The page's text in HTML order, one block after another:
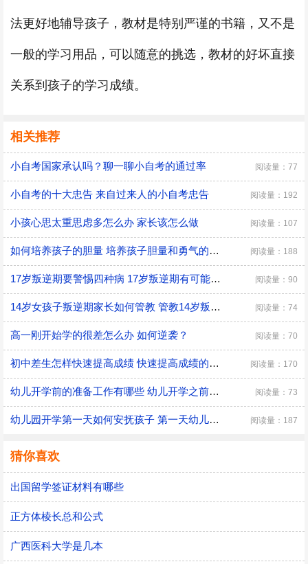
法更好地辅导孩子，教材是特别严谨的书籍，又不是
一般的学习用品，可以随意的挑选，教材的好坏直接
关系到孩子的学习成绩。
相关推荐
小自考国家承认吗？聊一聊小自考的通过率 阅读量：77
小自考的十大忠告 来自过来人的小自考忠告 阅读量：192
小孩心思太重思虑多怎么办 家长该怎么做 阅读量：107
如何培养孩子的胆量 培养孩子胆量和勇气的方法 阅读量：188
17岁叛逆期要警惕四种病 17岁叛逆期有可能会得什么病 阅读量：90
14岁女孩子叛逆期家长如何管教 管教14岁叛逆期女孩子的方法 阅读量：74
高一刚开始学的很差怎么办 如何逆袭？ 阅读量：70
初中差生怎样快速提高成绩 快速提高成绩的方法介绍 阅读量：170
幼儿开学前的准备工作有哪些 幼儿开学之前具体的准备工作 阅读量：73
幼儿园开学第一天如何安抚孩子 第一天幼儿园开学安抚孩子的注意事项 阅读量：187
猜你喜欢
出国留学签证材料有哪些
正方体棱长总和公式
广西医科大学是几本